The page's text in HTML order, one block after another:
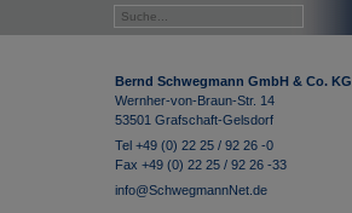
Bernd Schwegmann GmbH & Co. KG
Wernher-von-Braun-Str. 14
53501 Grafschaft-Gelsdorf
Tel +49 (0) 22 25 / 92 26 -0
Fax +49 (0) 22 25 / 92 26 -33
info@SchwegmannNet.de